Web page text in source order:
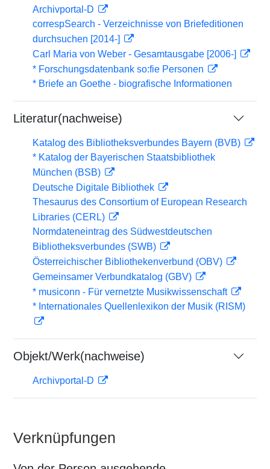
Archivportal-D
correspSearch - Verzeichnisse von Briefeditionen
durchsuchen [2014-]
Carl Maria von Weber - Gesamtausgabe [2006-]
* Forschungsdatenbank so:fie Personen
* Briefe an Goethe - biografische Informationen
Literatur(nachweise)
Katalog des Bibliotheksverbundes Bayern (BVB)
* Katalog der Bayerischen Staatsbibliothek
München (BSB)
Deutsche Digitale Bibliothek
Thesaurus des Consortium of European Research
Libraries (CERL)
Normdateneintrag des Südwestdeutschen
Bibliotheksverbundes (SWB)
Österreichischer Bibliothekenverbund (OBV)
Gemeinsamer Verbundkatalog (GBV)
* musiconn - Für vernetzte Musikwissenschaft
* Internationales Quellenlexikon der Musik (RISM)
Objekt/Werk(nachweise)
Archivportal-D
Verknüpfungen